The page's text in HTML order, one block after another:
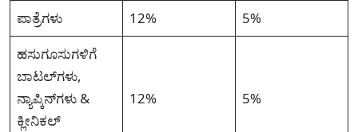
ಪಾತ್ರೆಗಳು 12%
5%
ಹಸುಗೂಸುಗಳಿಗೆ
ಬಾಟಲ್‌ಗಳು,
ನ್ಯಾಪ್ಕಿನ್‌ಗಳು &
ಕ್ಲೀನಿಕಲ್
12% 5%